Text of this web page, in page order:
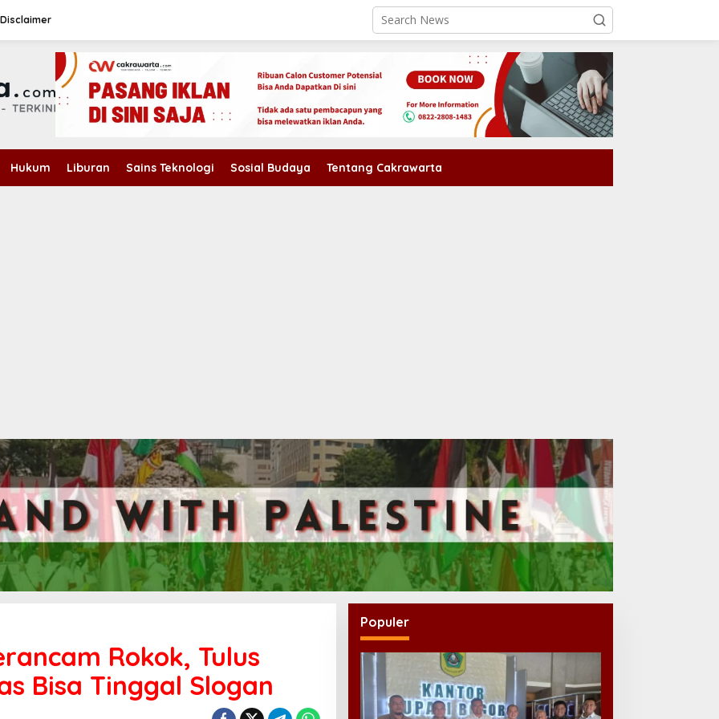
Disclaimer
Hukum Liburan Sains Teknologi Sosial Budaya Tentang Cakrawarta
Rokok, Tulus
Bisa Tinggal Slogan
Populer